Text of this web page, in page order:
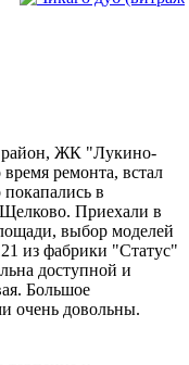
район, ЖК "Лукино-
ремонта, встал
покапались в
Приехали в
выбор моделей
из фабрики "Статус"
доступной и
Большое
очень довольны.